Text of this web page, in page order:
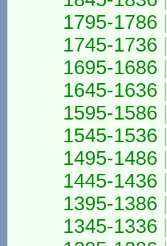
1795-1786 |
1745-1736 |
1695-1686 |
1645-1636 |
1595-1586 |
1545-1536 |
1495-1486 |
1445-1436 |
1395-1386 |
1345-1336 |